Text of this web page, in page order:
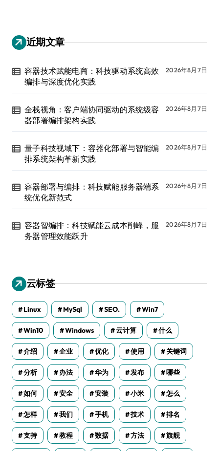
近期文章
容器技术赋能电商：科技驱动系统高效
编排与深度优化实践
2026年8月7日
全栈视角：客户端协同驱动的系统级容
器部署编排架构实践
2026年8月7日
量子科技视域下：容器化部署与智能编
排系统架构革新实践
2026年8月7日
容器部署与编排：科技赋能服务器端系
统优化新范式
2026年8月7日
容器智编排：科技赋能云成本削峰，服
务器管理效能跃升
2026年8月7日
云标签
Linux MySql SEO. Win7
Win10 Windows 云计算 什么
介绍 企业 优化 使用 关键词
分析 办法 华为 发布 哪些
如何 安全 安装 小米 怎么
怎样 我们 手机 技术 排名
支持 教程 数据 方法 旗舰